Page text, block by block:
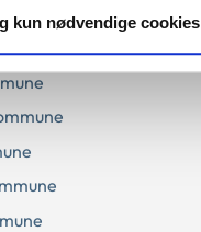
kun nødvendige cookies